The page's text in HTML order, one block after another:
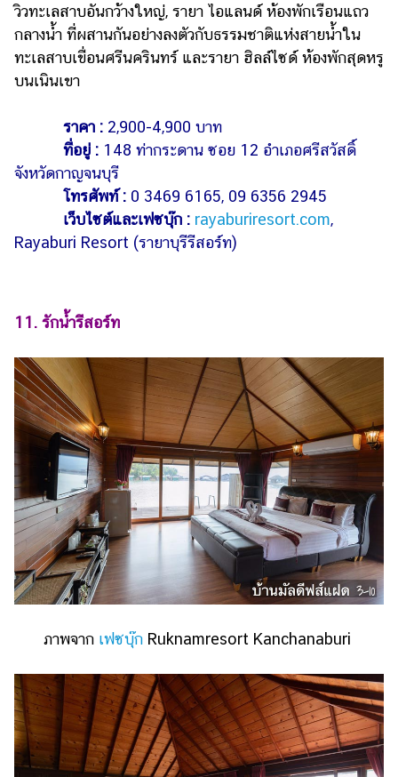
วิวทะเลสาบอันกว้างใหญ่, รายา ไอแลนด์ ห้องพักเรือนแถว
กลางน้ำ ที่ผสานกันอย่างลงตัวกับธรรมชาติแห่งสายน้ำใน
ทะเลสาบเขื่อนศรีนครินทร์ และรายา ฮิลล์ไซด์ ห้องพักสุดหรู
บนเนินเขา
ราคา : 2,900-4,900 บาท
ที่อยู่ : 148 ท่ากระดาน ซอย 12 อำเภอศรีสวัสดิ์
จังหวัดกาญจนบุรี
โทรศัพท์ : 0 3469 6165, 09 6356 2945
เว็บไซต์และเฟซบุ๊ก : rayaburiresort.com,
Rayaburi Resort (รายาบุรีรีสอร์ท)
11. รักน้ำรีสอร์ท
ภาพจาก เฟซบุ๊ก Ruknamresort Kanchanaburi